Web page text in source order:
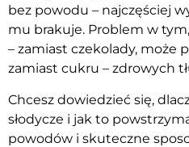
bez powodu – najczęściej
mu brakuje. Problem w
– zamiast czekolady, może
zamiast cukru – zdrowych
Chcesz dowiedzieć się,
słodycze i jak to
powodów i skuteczne